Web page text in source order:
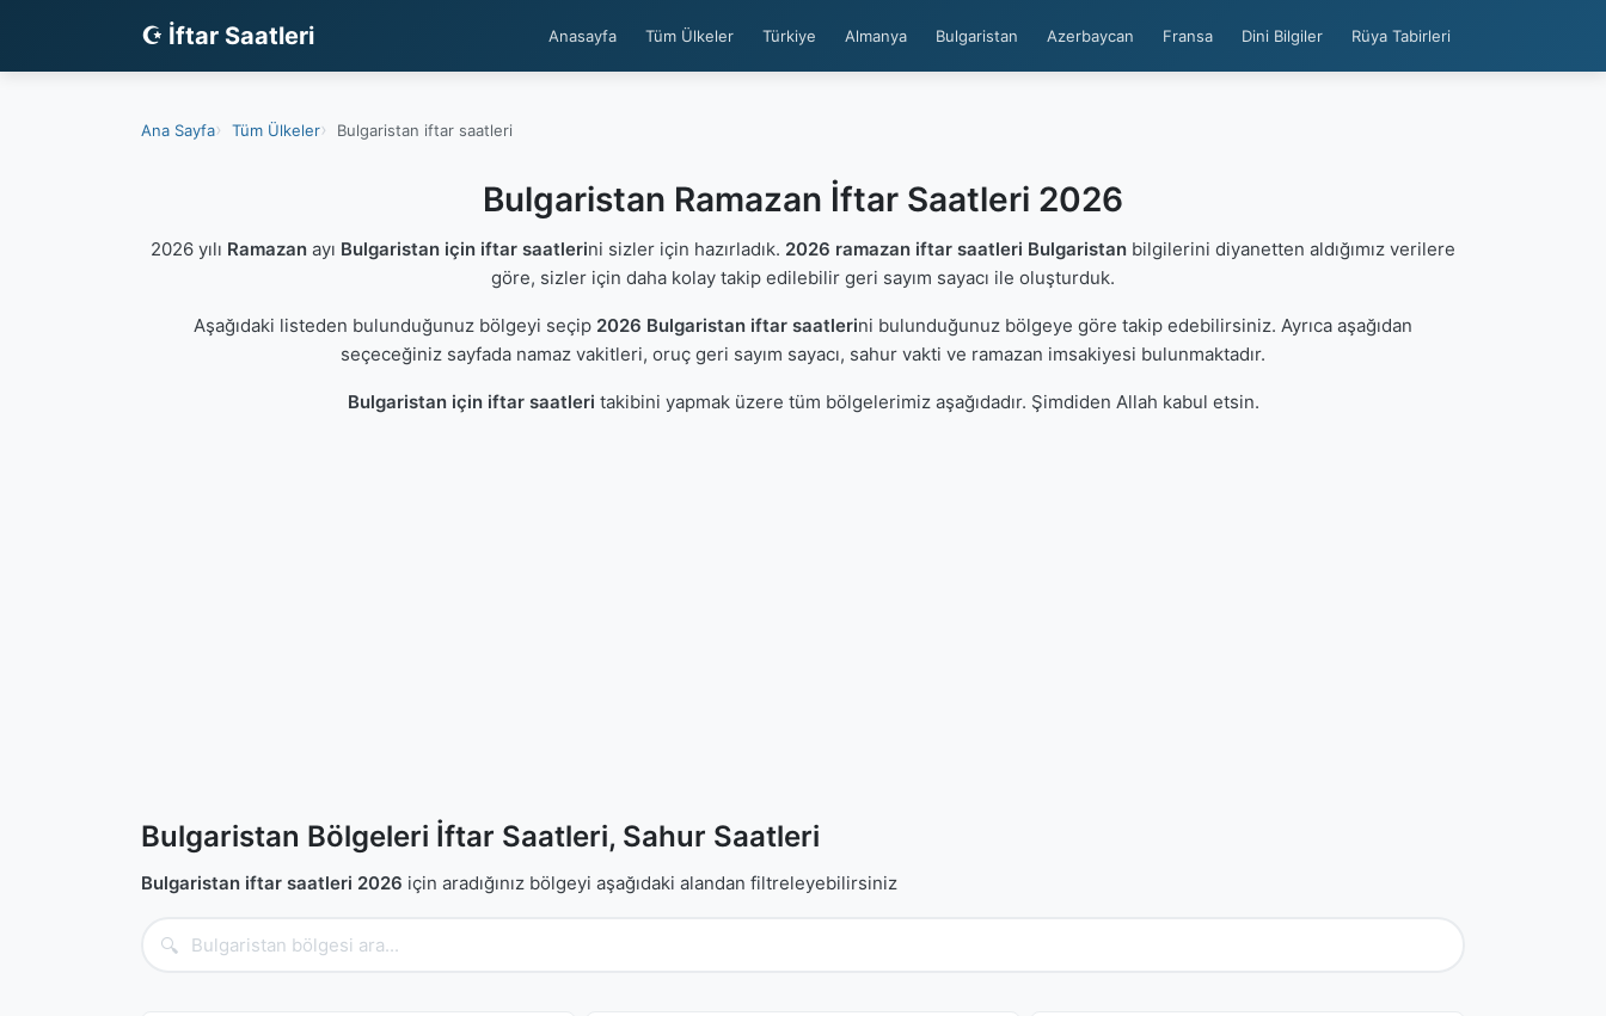
☪ İftar Saatleri Anasayfa Tüm Ülkeler Türkiye Almanya Bulgaristan Azerbaycan Fransa Dini Bilgiler Rüya Tabirleri
Ana Sayfa Tüm Ülkeler Bulgaristan iftar saatleri
Bulgaristan Ramazan İftar Saatleri 2026
2026 yılı Ramazan ayı Bulgaristan için iftar saatlerini sizler için hazırladık. 2026 ramazan iftar saatleri Bulgaristan bilgilerini diyanetten aldığımız verilere
göre, sizler için daha kolay takip edilebilir geri sayım sayacı ile oluşturduk.
Aşağıdaki listeden bulunduğunuz bölgeyi seçip 2026 Bulgaristan iftar saatlerini bulunduğunuz bölgeye göre takip edebilirsiniz. Ayrıca aşağıdan
seçeceğiniz sayfada namaz vakitleri, oruç geri sayım sayacı, sahur vakti ve ramazan imsakiyesi bulunmaktadır.
Bulgaristan için iftar saatleri takibini yapmak üzere tüm bölgelerimiz aşağıdadır. Şimdiden Allah kabul etsin.
Bulgaristan Bölgeleri İftar Saatleri, Sahur Saatleri
Bulgaristan iftar saatleri 2026 için aradığınız bölgeyi aşağıdaki alandan filtreleyebilirsiniz
🔍